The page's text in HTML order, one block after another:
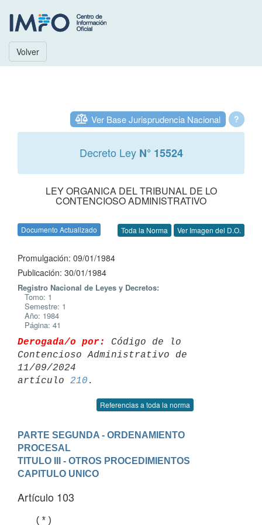
Volver
?
Ver Base Jurisprudencia Nacional
Decreto Ley N° 15524
LEY ORGANICA DEL TRIBUNAL DE LO
CONTENCIOSO ADMINISTRATIVO
Documento Actualizado Toda la Norma Ver Imagen del D.O.
Promulgación: 09/01/1984
Publicación: 30/01/1984
Registro Nacional de Leyes y Decretos:
Tomo: 1
Semestre: 1
Año: 1984
Página: 41
Derogada/o por:
Código de lo
Contencioso Administrativo de
11/09/2024
artículo 210
Referencias a toda la norma
PARTE SEGUNDA - ORDENAMIENTO
PROCESAL
TITULO III - OTROS PROCEDIMIENTOS
CAPITULO UNICO
Artículo 103
   (*)